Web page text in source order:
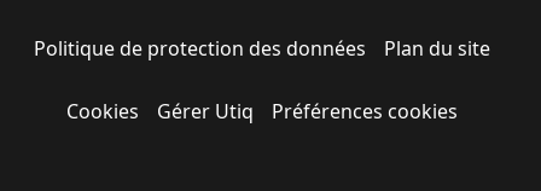
Politique de protection des données Plan du site
Cookies Gérer Utiq Préférences cookies